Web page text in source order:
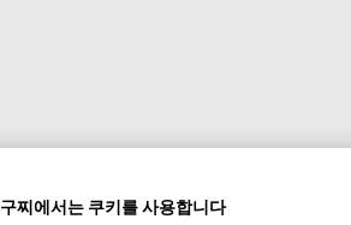
구찌에서는 쿠키를 사용합니다